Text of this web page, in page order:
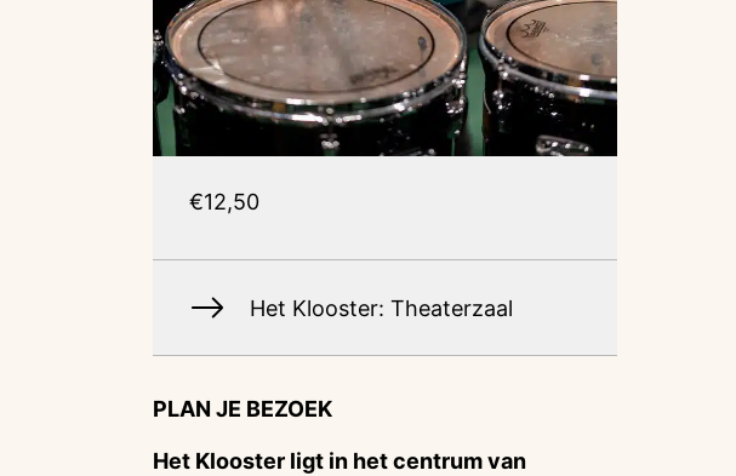
€12,50
Het Klooster: Theaterzaal
PLAN JE BEZOEK
Het Klooster ligt in het centrum van